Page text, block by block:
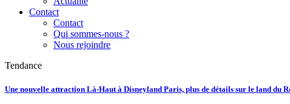
Contact
Contact
Qui sommes-nous ?
Nous rejoindre
Tendance
Une nouvelle attraction Là-Haut à Disneyland Paris, plus de détails sur le land du